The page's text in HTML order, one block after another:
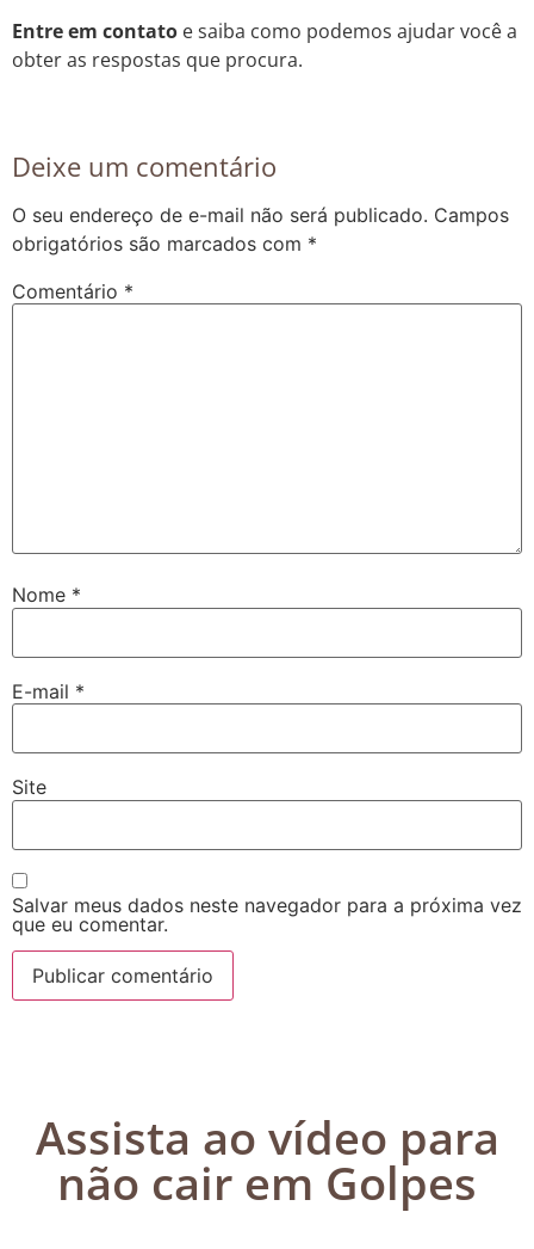
Entre em contato e saiba como podemos ajudar você a
obter as respostas que procura.
Deixe um comentário
O seu endereço de e-mail não será publicado. Campos
obrigatórios são marcados com *
Comentário *
Nome *
E-mail *
Site
Salvar meus dados neste navegador para a próxima vez
que eu comentar.
Assista ao vídeo para
não cair em Golpes